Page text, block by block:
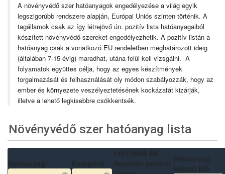
A növényvédő szer hatóanyagok engedélyezése a világ egyik
legszigorúbb rendszere alapján, Európai Uniós szinten történik. A
tagállamok csak az így létrejövő ún. pozitív lista hatóanyagaiból
készített növényvédő szereket engedélyezhetik. A pozitív listán a
hatóanyag csak a vonatkozó EU rendeletben meghatározott ideig
(általában 7-15 évig) maradhat, utána felül kell vizsgálni. A
folyamatok együttes célja, hogy az egyes készítmények
forgalmazását és felhasználását oly módon szabályozzák, hogy az
ember és környezete veszélyeztetésének kockázatát kizárják,
illetve a lehető legkisebbre csökkentsék.
Növényvédő szer hatóanyag lista